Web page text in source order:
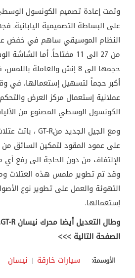
وتمت إعادة تصميم الكونسول
على البساطة التصميمية اليابانية.
النظام الموسيقي ساهم في خفض
من 27 الى 11 مفتاحاً. أما
حجمها الى 8 إنش والعاملة
أكبر حجماً لتسهيل إستعمالها، في
عملانية إستعمال مركز العرض
الكونسول الوسطي المصنوع من
ومع الجيل الجديد منGT-R، باتت
على عمود المقود لتمكين السائق
الإلتفاف من دون الحاجة الى رفع
وقد تم تطوير ملمس هذه العتلات
التهوئة والعمل على تطوير نوع
إستعمالها.
وطال التعديل أيضا محرك نيسان GT-R
الصفحة التالية >>>
الأوسمة: سيارات خارقة نيسان